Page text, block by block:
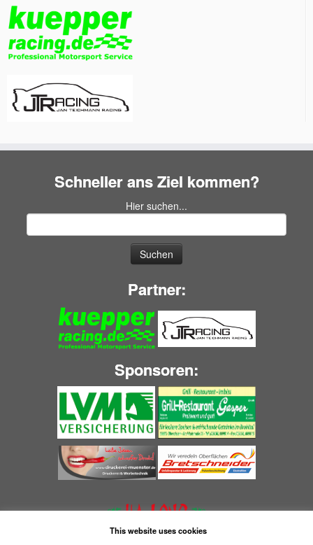
Schneller ans Ziel kommen?
Hier suchen...
Suchen
Partner:
Sponsoren:
This website uses cookies